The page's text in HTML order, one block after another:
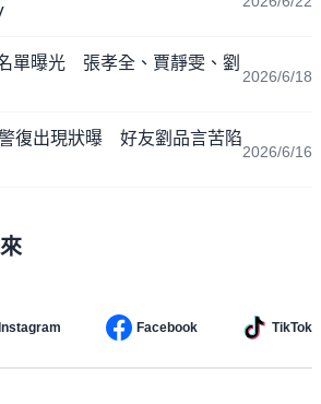
單曝光 張孝全、賈靜雯、劉
2026/6/18
復出現狀曝 好友劉品言苦陷
2026/6/16
Instagram Facebook TikTok